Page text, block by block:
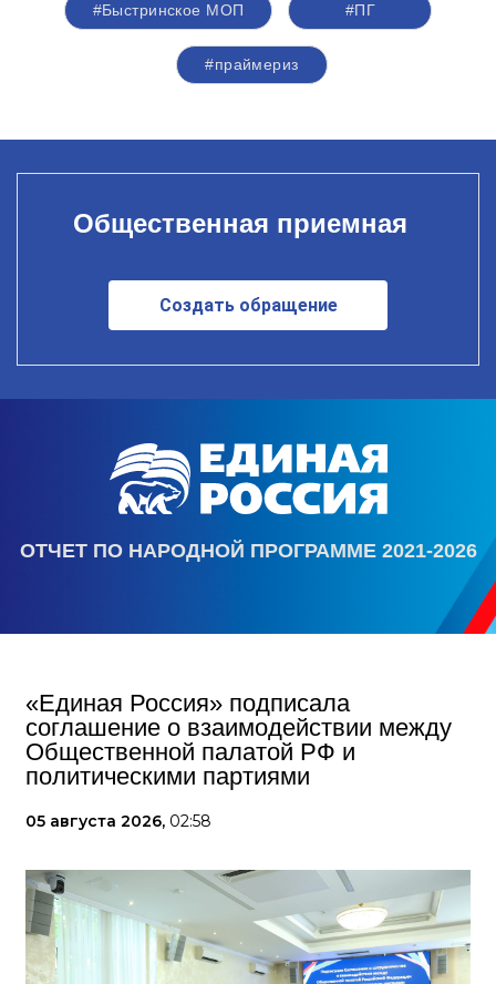
#Быстринское МОП #ПГ
#праймериз
Общественная приемная
Создать обращение
ОТЧЕТ ПО НАРОДНОЙ ПРОГРАММЕ 2021-2026
«Единая Россия» подписала
соглашение о взаимодействии между
Общественной палатой РФ и
политическими партиями
05 августа 2026, 02:58